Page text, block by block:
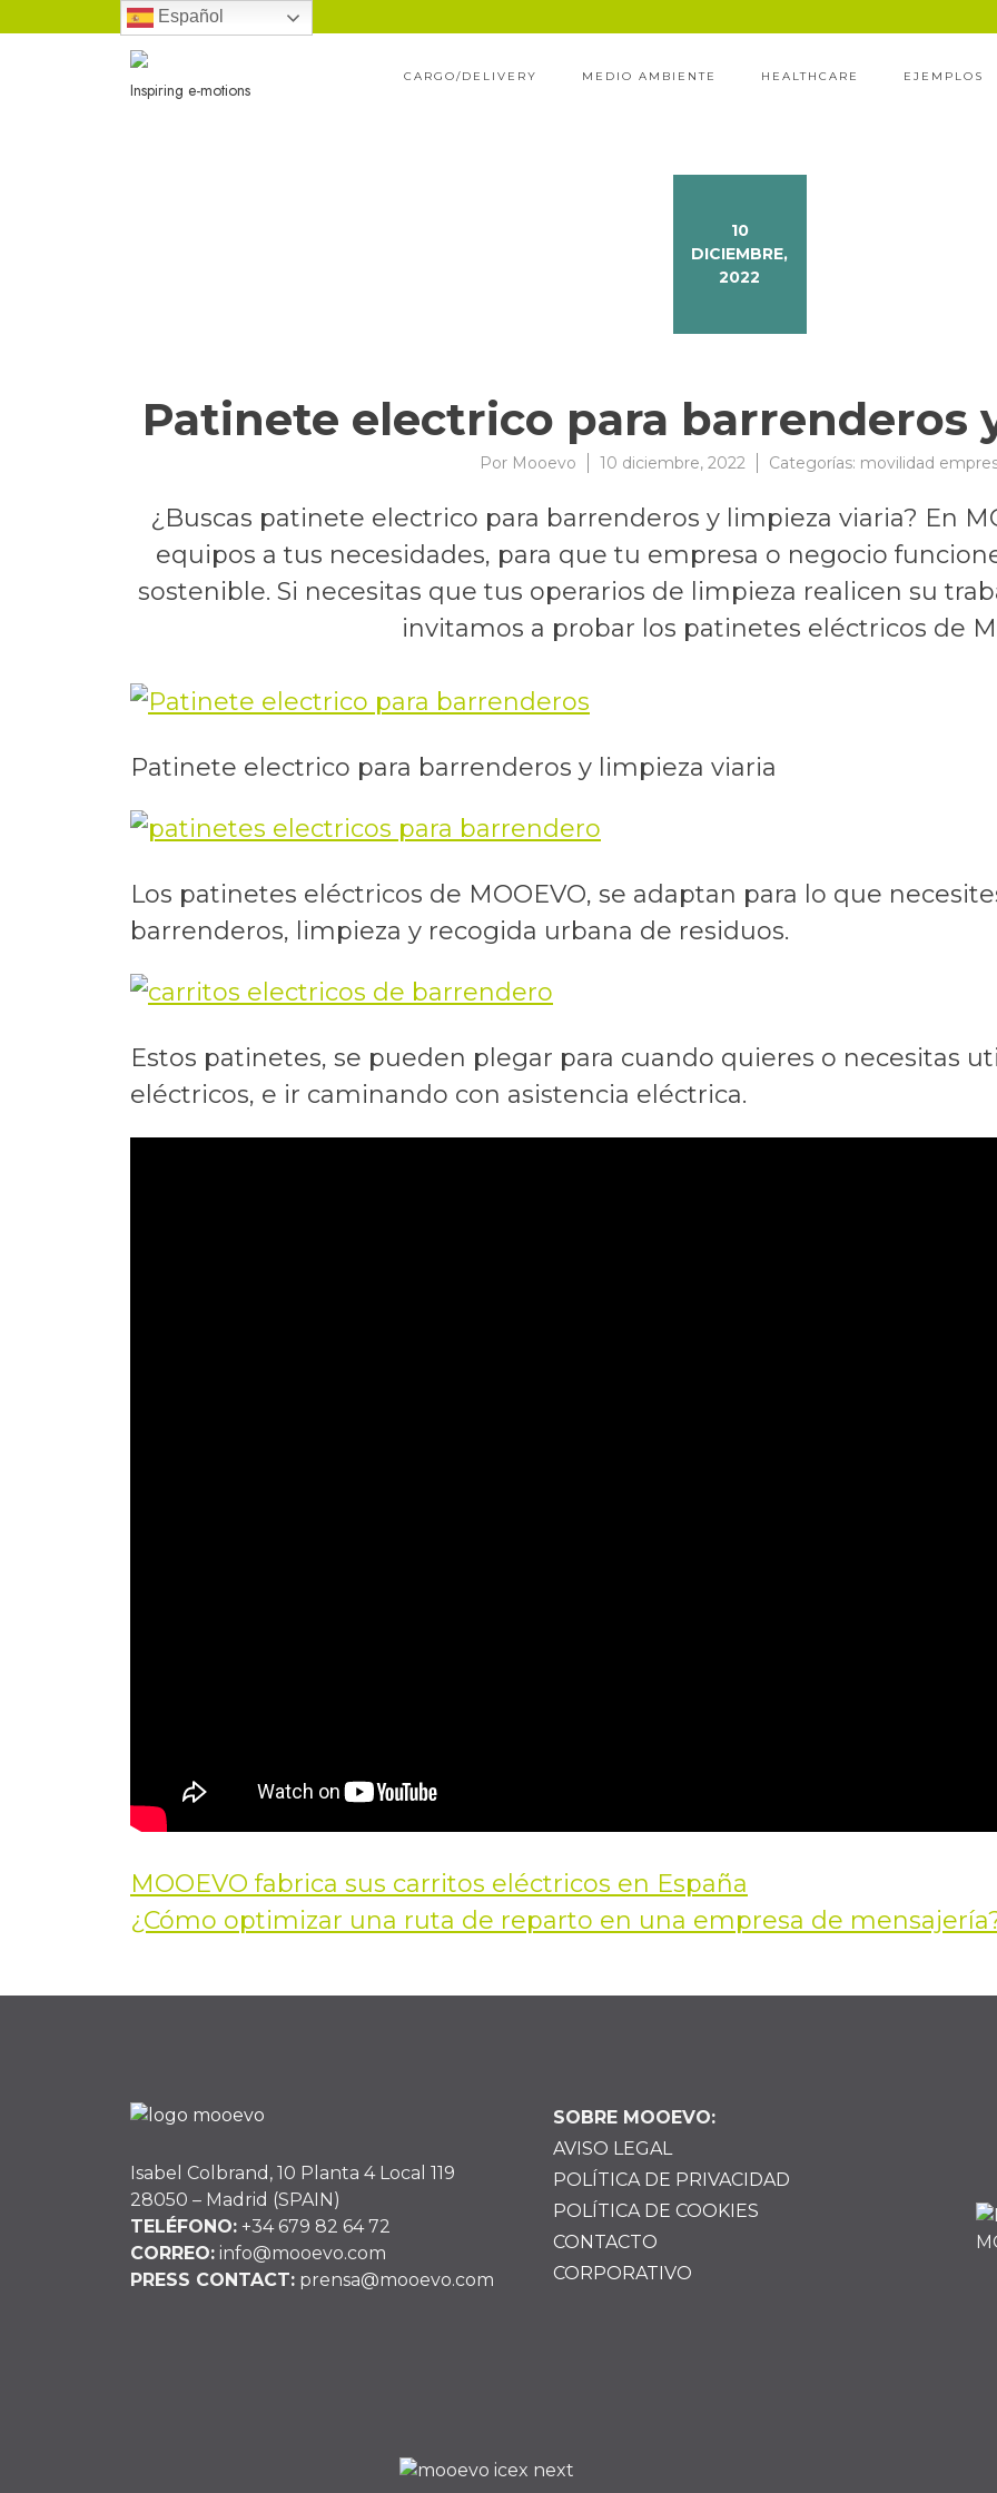
Inspiring e-motions
CARGO/DELIVERY MEDIO AMBIENTE HEALTHCARE EJEMPLOS
10
DICIEMBRE,
2022
Patinete electrico para barrenderos
Por Mooevo 10 diciembre, 2022 Categorías: movilidad
¿Buscas patinete electrico para barrenderos y limpieza viaria? En
equipos a tus necesidades, para que tu empresa o negocio
sostenible. Si necesitas que tus operarios de limpieza realicen su
invitamos a probar los patinetes eléctricos de
Patinete electrico para barrenderos y limpieza viaria
Los patinetes eléctricos de MOOEVO, se adaptan para lo que
barrenderos, limpieza y recogida urbana de residuos.
Estos patinetes, se pueden plegar para cuando quieres o necesitas
eléctricos, e ir caminando con asistencia eléctrica.
Navegación
MOOEVO fabrica sus carritos eléctricos en España
¿Cómo optimizar una ruta de reparto en una empresa de
Isabel Colbrand, 10 Planta 4 Local 119
28050 – Madrid (SPAIN)
TELÉFONO: +34 679 82 64 72
CORREO: info@mooevo.com
PRESS CONTACT: prensa@mooevo.com
SOBRE MOOEVO:
AVISO LEGAL
POLÍTICA DE PRIVACIDAD
POLÍTICA DE COOKIES
CONTACTO
CORPORATIVO
Español